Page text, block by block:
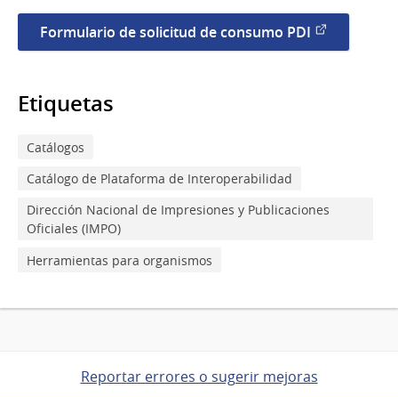
Formulario de solicitud de consumo PDI
Etiquetas
Catálogos
Catálogo de Plataforma de Interoperabilidad
Dirección Nacional de Impresiones y Publicaciones
Oficiales (IMPO)
Herramientas para organismos
Reportar errores o sugerir mejoras